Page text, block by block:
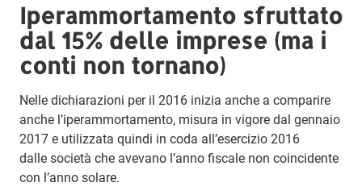
Iperammortamento sfruttato
dal 15% delle imprese (ma i
conti non tornano)
Nelle dichiarazioni per il 2016 inizia anche a comparire
anche l’iperammortamento, misura in vigore dal gennaio
2017 e utilizzata quindi in coda all’esercizio 2016
dalle società che avevano l’anno fiscale non coincidente
con l’anno solare.